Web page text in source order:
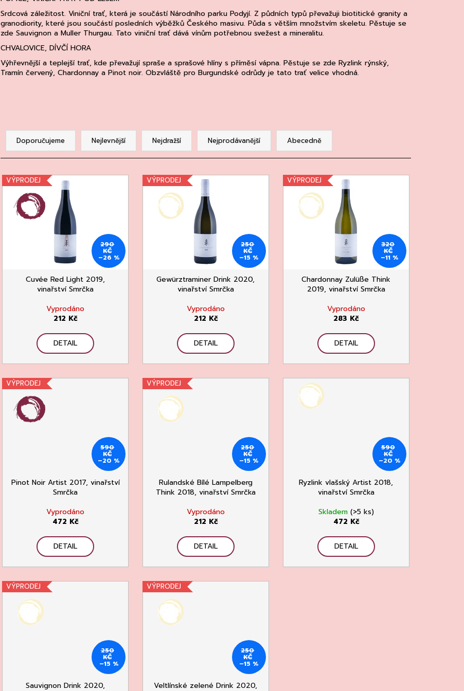
Srdcová záležitost. Viniční trať, která je součástí Národního parku Podyjí. Z půdních typů převažuji biotitické granity a
granodiority, které jsou součástí posledních výběžků Českého masivu. Půda s větším množstvím skeletu. Pěstuje se
zde Sauvignon a Muller Thurgau. Tato viniční trať dává vínům potřebnou svežest a mineralitu.
CHVALOVICE, DÍVČÍ HORA
Výhřevnější a teplejší trať, kde převažují spraše a sprašové hlíny s příměsí vápna. Pěstuje se zde Ryzlink rýnský,
Tramín červený, Chardonnay a Pinot noir. Obzvláště pro Burgundské odrůdy je tato trať velice vhodná.
Ř
z
n
Doporučujeme Nejlevnější Nejdražší Nejprodávanější Abecedně
V
ýVÝPRODEJ
290
KČ
–26 %
Cuvée Red Light 2019,
vinařství Smrčka
Vyprodáno
212 Kč
DETAIL
VÝPRODEJ
250
KČ
–15 %
Gewürztraminer Drink 2020,
vinařství Smrčka
Vyprodáno
212 Kč
DETAIL
VÝPRODEJ
320
KČ
–11 %
Chardonnay Zulüße Think
2019, vinařství Smrčka
Vyprodáno
283 Kč
DETAIL
VÝPRODEJ
590
KČ
–20 %
Pinot Noir Artist 2017, vinařství
Smrčka
Vyprodáno
472 Kč
DETAIL
VÝPRODEJ
250
KČ
–15 %
Rulandské Bílé Lampelberg
Think 2018, vinařství Smrčka
Vyprodáno
212 Kč
DETAIL
590
KČ
–20 %
Ryzlink vlašský Artist 2018,
vinařství Smrčka
Skladem (>5 ks)
472 Kč
DETAIL
VÝPRODEJ
250
KČ
–15 %
Sauvignon Drink 2020,
VÝPRODEJ
250
KČ
–15 %
Veltlínské zelené Drink 2020,
CHATELDON, VODA PERLIVÁ
111 Kč
22.7.2026
1 500 Kč